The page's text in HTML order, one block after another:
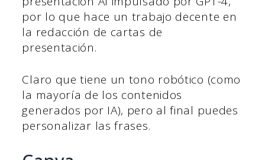
por lo que hace un trabajo decente en
la redacción de cartas de
presentación.
Claro que tiene un tono robótico (como
la mayoría de los contenidos
generados por IA), pero al final puedes
personalizar las frases.